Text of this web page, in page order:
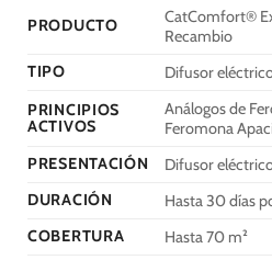
PRODUCTO
CatComfort®
Recambio
TIPO
Difusor
PRINCIPIOS
ACTIVOS
Análogos de
Feromona
PRESENTACIÓN
Difusor
DURACIÓN
Hasta 30 días
COBERTURA
Hasta 70 m²